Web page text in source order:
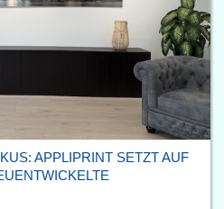
APPLIPRINT SETZT AUF